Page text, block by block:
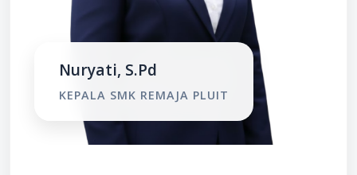
Nuryati, S.Pd
KEPALA SMK REMAJA PLUIT